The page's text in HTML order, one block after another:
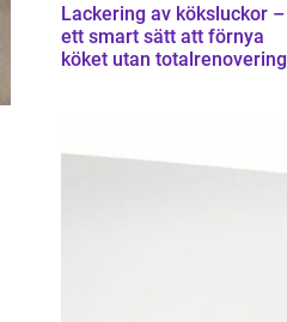
Lackering av köksluckor –
ett smart sätt att förnya
köket utan totalrenovering